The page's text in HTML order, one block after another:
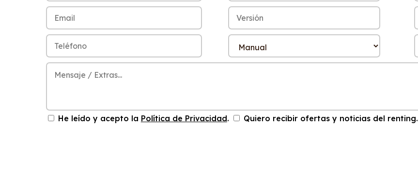
He leído y acepto la Política de Privacidad. Quiero recibir ofertas y noticias del renting.